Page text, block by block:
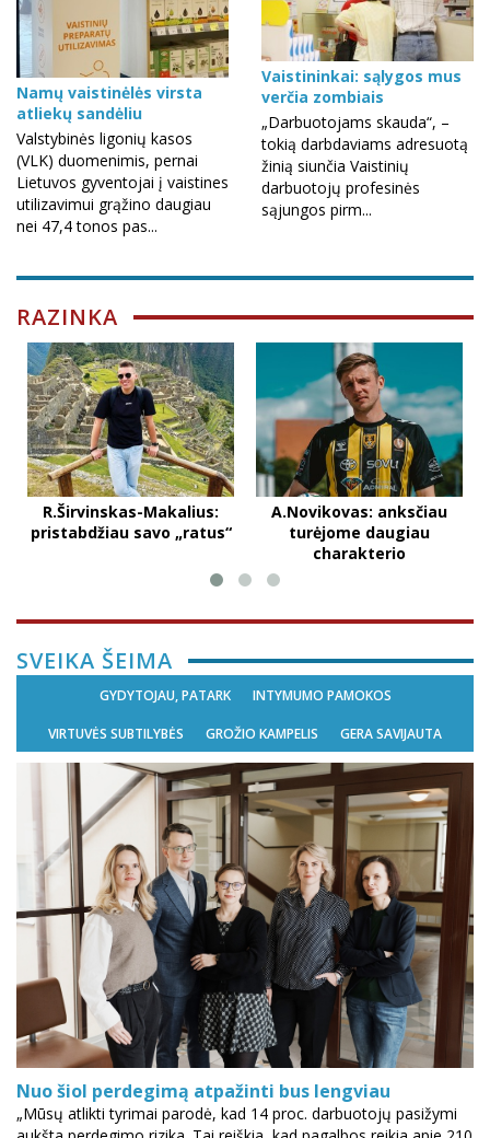
Namų vaistinėlės virsta
atliekų sandėliu
Valstybinės ligonių kasos
(VLK) duomenimis, pernai
Lietuvos gyventojai į vaistines
utilizavimui grąžino daugiau
nei 47,4 tonos pas...
Vaistininkai: sąlygos mus
verčia zombiais
„Darbuotojams skauda“, –
tokią darbdaviams adresuotą
žinią siunčia Vaistinių
darbuotojų profesinės
sąjungos pirm...
RAZINKA
R.Širvinskas-Makalius:
pristabdžiau savo „ratus“
A.Novikovas: anksčiau
turėjome daugiau
charakterio
SVEIKA ŠEIMA
GYDYTOJAU, PATARK INTYMUMO PAMOKOS
VIRTUVĖS SUBTILYBĖS GROŽIO KAMPELIS GERA SAVIJAUTA
Nuo šiol perdegimą atpažinti bus lengviau
„Mūsų atlikti tyrimai parodė, kad 14 proc. darbuotojų pasižymi